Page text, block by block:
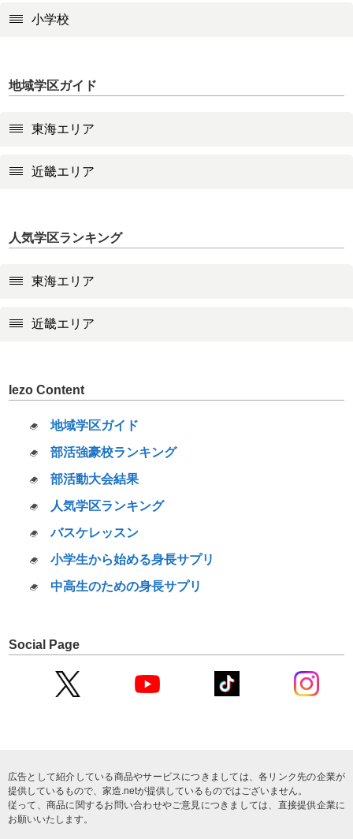
小学校
地域学区ガイド
東海エリア
近畿エリア
人気学区ランキング
東海エリア
近畿エリア
Iezo Content
地域学区ガイド
部活強豪校ランキング
部活動大会結果
人気学区ランキング
バスケレッスン
小学生から始める身長サプリ
中高生のための身長サプリ
Social Page
広告として紹介している商品やサービスにつきましては、各リンク先の企業が
提供しているもので、家造.netが提供しているものではございません。
従って、商品に関するお問い合わせやご意見につきましては、直接提供企業に
お願いいたします。